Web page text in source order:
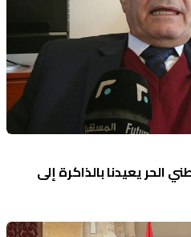
الحر يعيدنا بالذاكرة إلى